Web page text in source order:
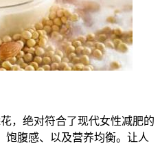
，绝对符合了现代女性减肥的
饱腹感、以及营养均衡。让人